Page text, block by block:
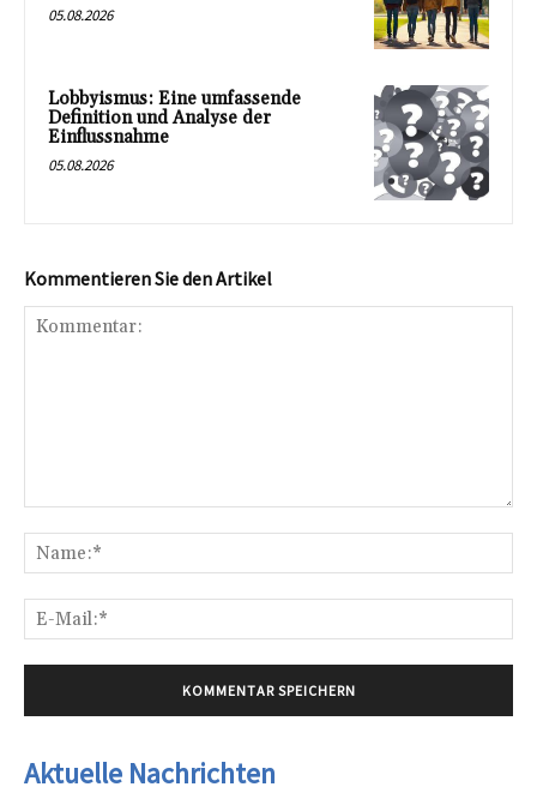
05.08.2026
Lobbyismus: Eine umfassende
Definition und Analyse der
Einflussnahme
05.08.2026
Kommentieren Sie den Artikel
Aktuelle Nachrichten